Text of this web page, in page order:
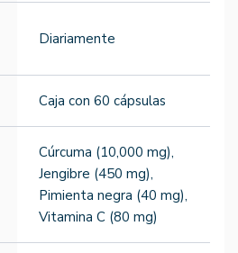
Diariamente
Caja con 60 cápsulas
Cúrcuma (10,000 mg),
Jengibre (450 mg),
Pimienta negra (40 mg),
Vitamina C (80 mg)